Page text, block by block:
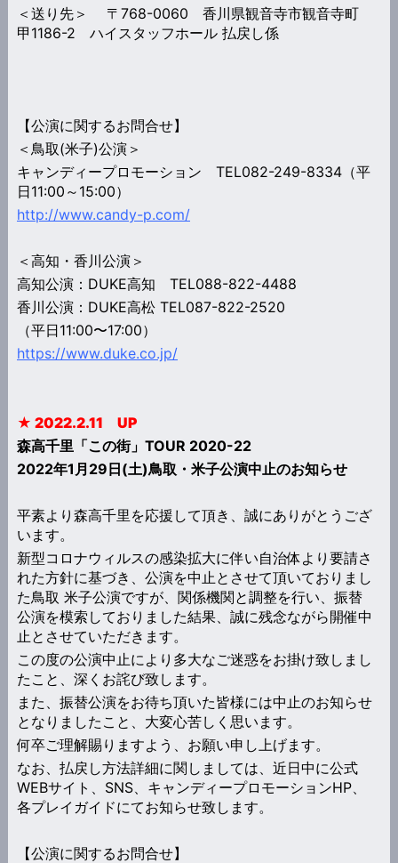
＜送り先＞ 〒768-0060 香川県観音寺市観音寺町
甲1186-2 ハイスタッフホール 払戻し係
【公演に関するお問合せ】
＜鳥取(米子)公演＞
キャンディープロモーション TEL082-249-8334（平
日11:00～15:00）
http://www.candy-p.com/
＜高知・香川公演＞
高知公演：DUKE高知 TEL088-822-4488
香川公演：DUKE高松 TEL087-822-2520
（平日11:00〜17:00）
https://www.duke.co.jp/
★ 2022.2.11 UP
森高千里「この街」TOUR 2020-22
2022年1月29日(土)鳥取・米子公演中止のお知らせ
平素より森高千里を応援して頂き、誠にありがとうござ
います。
新型コロナウィルスの感染拡大に伴い自治体より要請さ
れた方針に基づき、公演を中止とさせて頂いておりまし
た鳥取 米子公演ですが、関係機関と調整を行い、振替
公演を模索しておりました結果、誠に残念ながら開催中
止とさせていただきます。
この度の公演中止により多大なご迷惑をお掛け致しまし
たこと、深くお詫び致します。
また、振替公演をお待ち頂いた皆様には中止のお知らせ
となりましたこと、大変心苦しく思います。
何卒ご理解賜りますよう、お願い申し上げます。
なお、払戻し方法詳細に関しましては、近日中に公式
WEBサイト、SNS、キャンディープロモーションHP、
各プレイガイドにてお知らせ致します。
【公演に関するお問合せ】